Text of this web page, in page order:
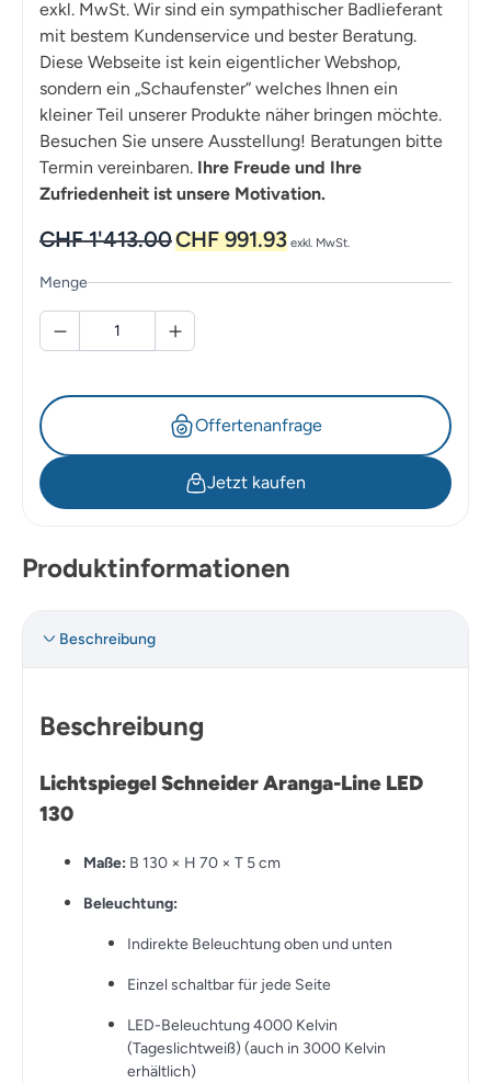
exkl. MwSt. Wir sind ein sympathischer Badlieferant
mit bestem Kundenservice und bester Beratung.
Diese Webseite ist kein eigentlicher Webshop,
sondern ein „Schaufenster“ welches Ihnen ein
kleiner Teil unserer Produkte näher bringen möchte.
Besuchen Sie unsere Ausstellung! Beratungen bitte
Termin vereinbaren. Ihre Freude und Ihre
Zufriedenheit ist unsere Motivation.
CHF1'413.00Ursprünglicher
Preis
war:
CHF991.93Aktueller
Preis
ist:
exkl. MwSt.
Menge
Offertenanfrage
Jetzt kaufen
Produktinformationen
Beschreibung
Beschreibung
Lichtspiegel Schneider Aranga-Line LED
130
Maße: B 130 × H 70 × T 5 cm
Beleuchtung:
Indirekte Beleuchtung oben und unten
Einzel schaltbar für jede Seite
LED-Beleuchtung 4000 Kelvin
(Tageslichtweiß) (auch in 3000 Kelvin
erhältlich)